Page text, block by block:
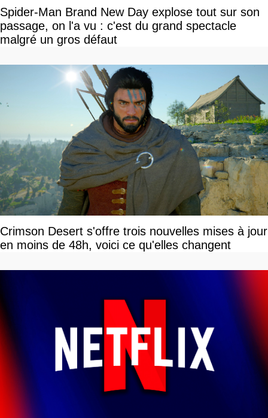
Spider-Man Brand New Day explose tout sur son
passage, on l'a vu : c'est du grand spectacle
malgré un gros défaut
Crimson Desert s'offre trois nouvelles mises à jour
en moins de 48h, voici ce qu'elles changent